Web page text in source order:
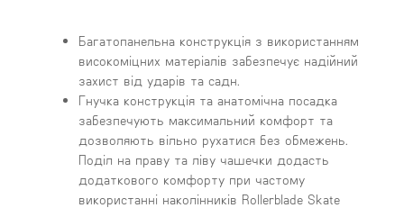
Багатопанельна конструкція з використанням
високоміцних матеріалів забезпечує надійний
захист від ударів та садн.
Гнучка конструкція та анатомічна посадка
забезпечують максимальний комфорт та
дозволяють вільно рухатися без обмежень.
Поділ на праву та ліву чашечки додасть
додаткового комфорту при частому
використанні наколінників Rollerblade Skate